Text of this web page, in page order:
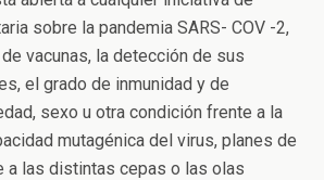
sobre la pandemia SARS- COV -2,
vacunas, la detección de sus
el grado de inmunidad y de
sexo u otra condición frente a la
mutagénica del virus, planes de
a las distintas cepas o las olas